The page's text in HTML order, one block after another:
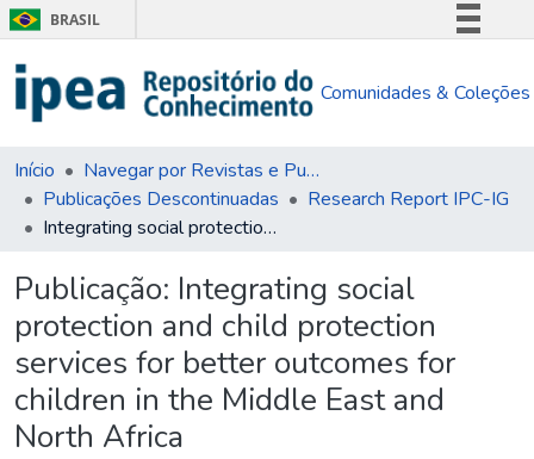
BRASIL
Comunica BR
Legislação
Comunidades & Coleções
Início
Navegar por Revistas e Publicações Seriadas
Publicações Descontinuadas
Research Report IPC-IG
Integrating social protection and child protection services for better outcomes for children in the Middle East and North Africa
Publicação: Integrating social
protection and child protection
services for better outcomes for
children in the Middle East and
North Africa